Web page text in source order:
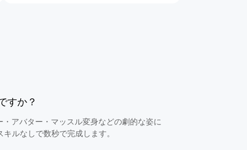
すか？
アバター・マッスル変身などの劇的な姿に
ルなしで数秒で完成します。